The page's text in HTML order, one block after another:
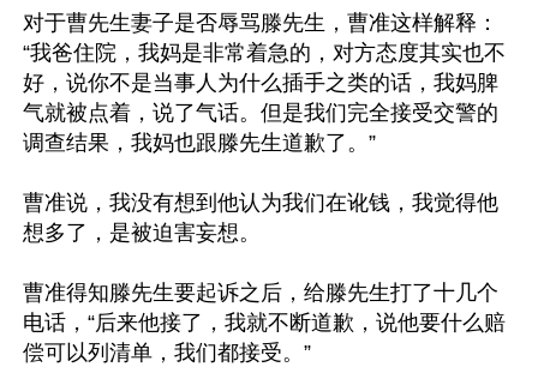
对于曹先生妻子是否辱骂滕先生，曹准这样解释：
“我爸住院，我妈是非常着急的，对方态度其实也不
好，说你不是当事人为什么插手之类的话，我妈脾
气就被点着，说了气话。但是我们完全接受交警的
调查结果，我妈也跟滕先生道歉了。”
曹准说，我没有想到他认为我们在讹钱，我觉得他
想多了，是被迫害妄想。
曹准得知滕先生要起诉之后，给滕先生打了十几个
电话，“后来他接了，我就不断道歉，说他要什么赔
偿可以列清单，我们都接受。”